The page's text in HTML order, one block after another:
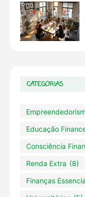
CATEGORIAS
Educação
Consciência
Renda Extra (8)
Finanças